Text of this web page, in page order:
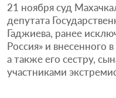
21 ноября суд
депутата
Гаджиева, ранее
Россия» и внесенного
а также его сестру,
участниками